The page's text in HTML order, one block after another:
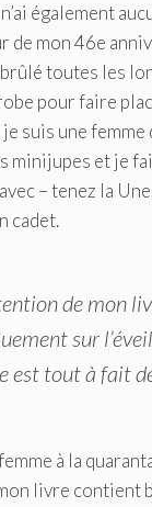
également
mon 46e
toutes les
pour faire
suis une femme
minijupes et je
– tenez la
cadet.
de mon
sur
est tout à fait
à la
livre contient